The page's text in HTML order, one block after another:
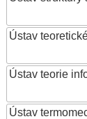
Ústav
Ústav teorie
Ústav